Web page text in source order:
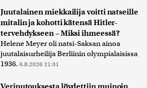
Juutalainen miekkailija voitti natseille
mitalin ja kohotti kätensä Hitler-
tervehdykseen – Miksi ihmeessä?
Helene Meyer oli natsi-Saksan ainoa
juutalaisurheilija Berliinin olympialaisissa
1936. 6.8.2026 21:31